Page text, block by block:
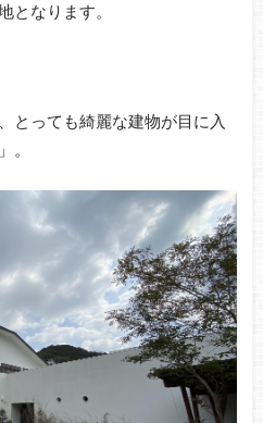
となります。
とっても綺麗な建物が目に入
。